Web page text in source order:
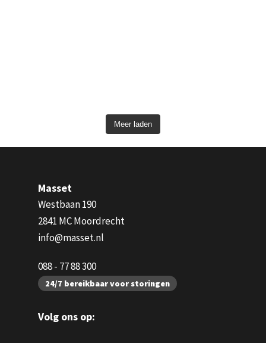
Meer laden
Masset
Westbaan 190
2841 MC Moordrecht
info@masset.nl
088 - 77 88 300
24/7 bereikbaar voor storingen
Volg ons op: